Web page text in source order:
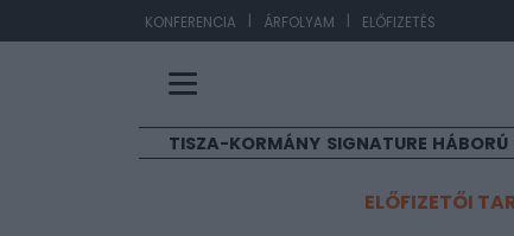
KONFERENCIA | ÁRFOLYAM | ELŐFIZETÉS
TISZA-KORMÁNY SIGNATURE HÁBORÚ
ELŐFIZETŐI